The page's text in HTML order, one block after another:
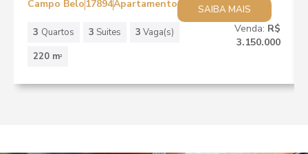
Campo Belo 17894Apartamento
SAIBA MAIS
3 Quartos 3 Suites 3 Vaga(s)
220 m2
Venda: R$
3.150.000